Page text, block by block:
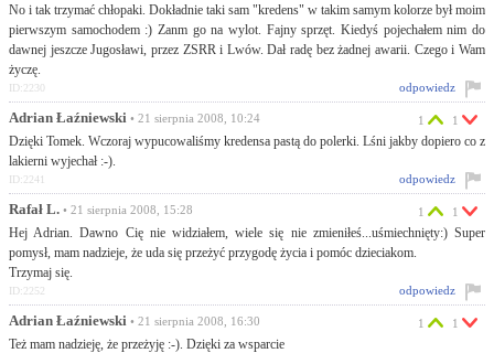
No i tak trzymać chłopaki. Dokładnie taki sam "kredens" w takim samym kolorze był moim
pierwszym samochodem :) Zanm go na wylot. Fajny sprzęt. Kiedyś pojechałem nim do
dawnej jeszcze Jugosławi, przez ZSRR i Lwów. Dał radę bez żadnej awarii. Czego i Wam
życzę.
odpowiedz
ID:2230
Adrian Łaźniewski • 21 sierpnia 2008, 10:24
Dzięki Tomek. Wczoraj wypucowaliśmy kredensa pastą do polerki. Lśni jakby dopiero co z
lakierni wyjechał :-).
1 1
odpowiedz
ID:2241
Rafał L. • 21 sierpnia 2008, 15:28
Hej Adrian. Dawno Cię nie widziałem, wiele się nie zmieniłeś...uśmiechnięty:) Super
pomysł, mam nadzieje, że uda się przeżyć przygodę życia i pomóc dzieciakom.
Trzymaj się.
1 1
odpowiedz
ID:2252
Adrian Łaźniewski • 21 sierpnia 2008, 16:30
Też mam nadzieję, że przeżyję :-). Dzięki za wsparcie
1 1